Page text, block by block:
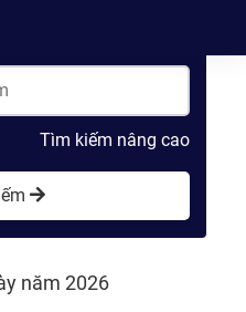
1 ngày năm 2026
Tìm kiếm nâng cao
năm 2026